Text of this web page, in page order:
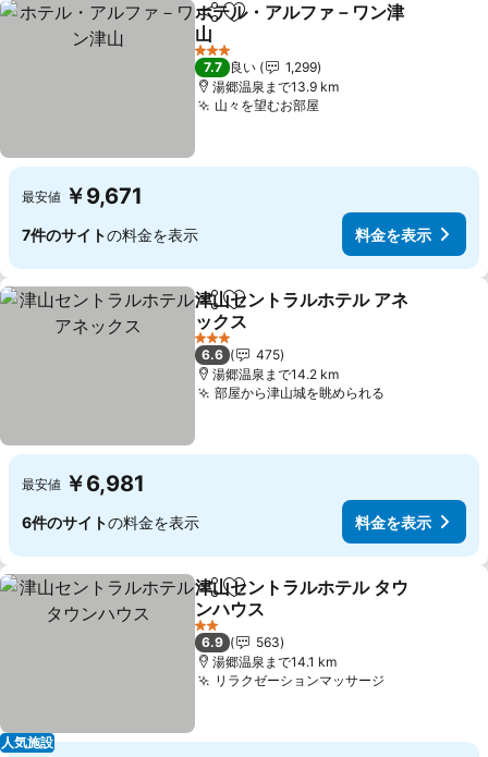
シェアお気に入りに追加
ホテル・アルファ－ワン津
山
3 ホテルのランク
7.7 良い
1,299
湯郷温泉まで13.9 km
山々を望むお部屋
最安値 ￥9,671
7件のサイトの料金を表示 料金を表示
シェアお気に入りに追加
津山セントラルホテル アネ
ックス
3 ホテルのランク
6.6
475
湯郷温泉まで14.2 km
部屋から津山城を眺められる
最安値 ￥6,981
6件のサイトの料金を表示 料金を表示
人気施設
シェアお気に入りに追加
津山セントラルホテル タウ
ンハウス
2 ホテルのランク
6.9
563
湯郷温泉まで14.1 km
リラクゼーションマッサージ